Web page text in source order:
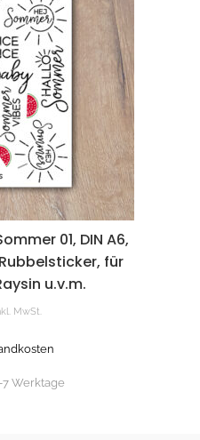
01, DIN A6,
für
u.v.m.
MwSt.
7 Werktage